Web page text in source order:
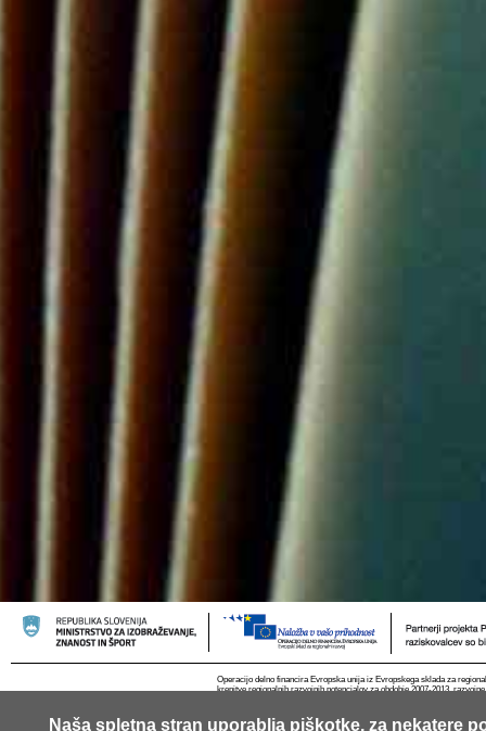
Naša spletna stran uporablja piškotke, za nekatere
Operacijo delno financira Evropska unija iz Evropskega sklada za
krepitve regionalnih razvojnih potencialov za obdobje 2007-2013,